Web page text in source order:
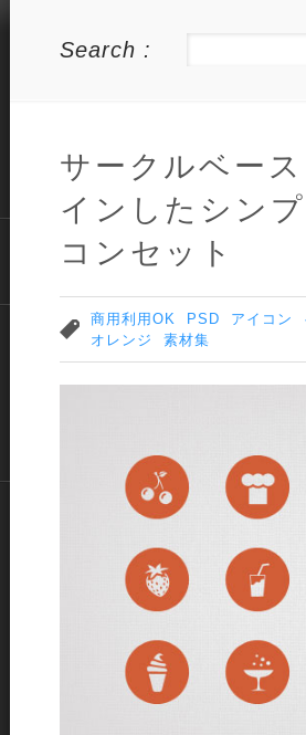
Search :
サークルベー
インしたシン
コンセット
商用利用OK PSD アイコン
オレンジ
素材集